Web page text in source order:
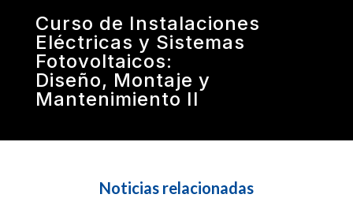
Curso de Instalaciones
Eléctricas y Sistemas
Fotovoltaicos:
Diseño, Montaje y
Mantenimiento II
Noticias relacionadas